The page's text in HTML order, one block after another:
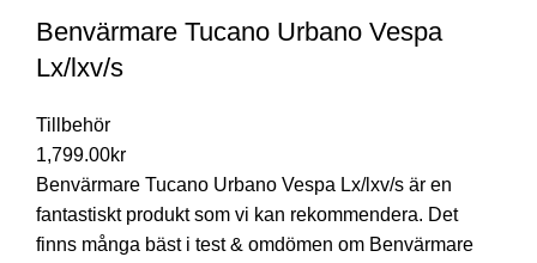
Benvärmare Tucano Urbano Vespa
Lx/lxv/s
Tillbehör
1,799.00kr
Benvärmare Tucano Urbano Vespa Lx/lxv/s är en
fantastiskt produkt som vi kan rekommendera. Det
finns många bäst i test & omdömen om Benvärmare